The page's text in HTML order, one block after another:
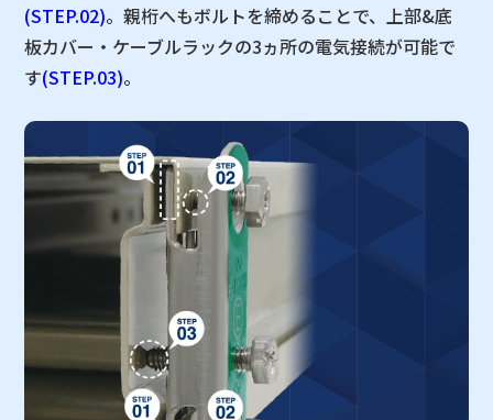
(STEP.02)。親桁へもボルトを締めることで、上部&底
板カバー・ケーブルラックの3ヵ所の電気接続が可能で
す(STEP.03)。